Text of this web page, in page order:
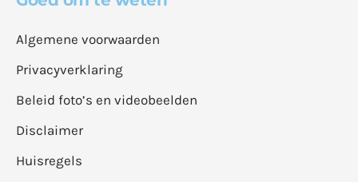
Algemene voorwaarden
Privacyverklaring
Beleid foto’s en videobeelden
Disclaimer
Huisregels